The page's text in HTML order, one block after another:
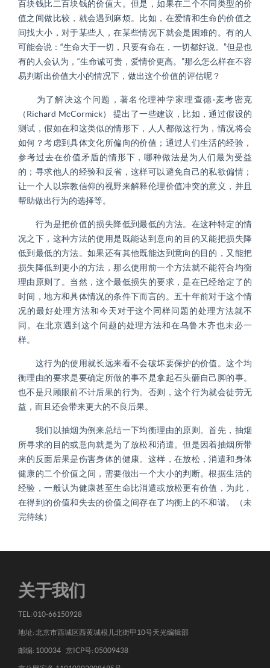
百块钱比二百块钱的价值大。但是，如果在二个不同类型的价
值之间做比较，就会遇到麻烦。比如，在爱情和生命的价值之
间找大小，对于某些人，在某些情况下就会是困难的。有的人
可能会说：“生命大于一切，只要有命在，一切都好说。”但是也
有的人会认为，“生命诚可贵，爱情价更高。”那么怎么样在不容
易判断出价值大小的情况下，做出这个价值的评估呢？
为了解决这个问题，著名伦理神学家理查德·麦考密克
（Richard McCormick） 提出了一些建议，比如，通过假设的
测试，假如在和这类似的情形下，人人都做这行为，情况将会
如何？考虑到具体文化所偏向的价值；通过人们生活的经验，
参考过去在价值矛盾的情形下，哪种做法是为人们最为受益
的；寻求他人的经验和反省，这样可以避免自己的私欲偏情；
让一个人以宗教信仰的视野来解释伦理价值冲突的意义，并且
帮助做出行为的选择等。
行为是把价值的损失降低到最低的方法。在这种特定的情
况之下，这种方法的使用是既能达到意向的目的又能把损失降
低到最低的方法。如果还有其他既能达到意向的目的，又能把
损失降低到更小的方法，那么使用前一个方法就不能符合均衡
理由原则了。当然，这个最低损失的要求，是在已经给定了的
时间，地方和具体情况的条件下而言的。五十年前对于这个情
况的最好处理方法和今天对于这个同样问题的处理方法就不
同。在北京遇到这个问题的处理方法和在乌鲁木齐也未必一
样。
这行为的使用就长远来看不会破坏要保护的价值。这个均
衡理由的要求是要确定所做的事不是拿起石头砸自己脚的事。
也不是只顾眼前不计后果的行为。否则，这个行为就会徒劳无
益，而且还会带来更大的不良后果。
我们以抽烟为例来总结一下均衡理由的原则。首先，抽烟
所寻求的目的或意向就是为了放松和消遣。但是因着抽烟所带
来的反面后果是伤害身体的健康。这样，在放松，消遣和身体
健康的二个价值之间，需要做出一个大小的判断。根据生活的
经验，一般认为健康甚至生命比消遣或放松更有价值，为此，
在得到的价值和失去的价值之间存在了均衡上的不和谐。（未
完待续）
关于我们
TEL: 010-66150928
地址: 北京市西城区西黄城根儿北街甲10号天光编辑部
邮编: 100034 京ICP号: 05009438